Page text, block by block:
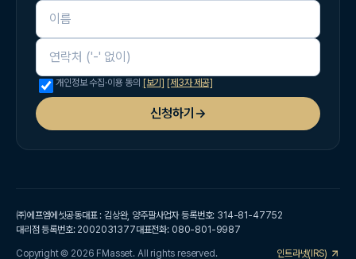
이름
연락처
개인정보 수집·이용 동의 [보기] [제3자 제공]
신청하기 →
㈜에프엠에셋공동대표 : 김상완, 양주팔사업자 등록번호: 314-81-47752
대리점 등록번호: 2002031377대표전화: 080-801-9987
Copyright © 2026 FMasset. All rights reserved. 인트라넷(IRS)